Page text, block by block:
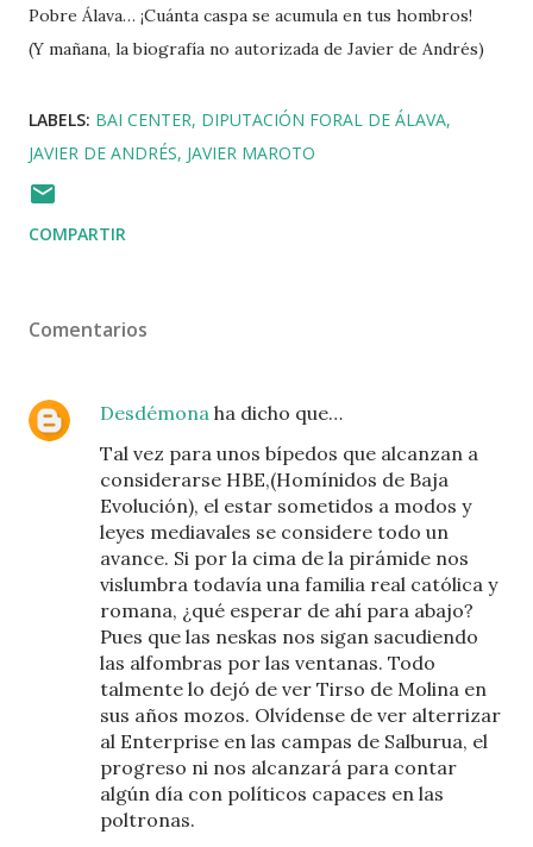
Pobre Álava… ¡Cuánta caspa se acumula en tus hombros!
(Y mañana, la biografía no autorizada de Javier de Andrés)
LABELS: BAI CENTER DIPUTACIÓN FORAL DE ÁLAVA
JAVIER DE ANDRÉS JAVIER MAROTO
COMPARTIR
Comentarios
Desdémona ha dicho que…
Tal vez para unos bípedos que alcanzan a
considerarse HBE,(Homínidos de Baja
Evolución), el estar sometidos a modos y
leyes mediavales se considere todo un
avance. Si por la cima de la pirámide nos
vislumbra todavía una familia real católica y
romana, ¿qué esperar de ahí para abajo?
Pues que las neskas nos sigan sacudiendo
las alfombras por las ventanas. Todo
talmente lo dejó de ver Tirso de Molina en
sus años mozos. Olvídense de ver alterrizar
al Enterprise en las campas de Salburua, el
progreso ni nos alcanzará para contar
algún día con políticos capaces en las
poltronas.